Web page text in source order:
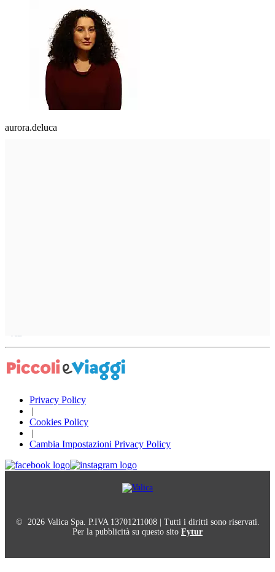
aurora.deluca
Privacy Policy
|
Cookies Policy
|
Cambia Impostazioni Privacy Policy
© 2026 Valica Spa. P.IVA 13701211008 | Tutti i diritti sono riservati.
Per la pubblicità su questo sito Fytur